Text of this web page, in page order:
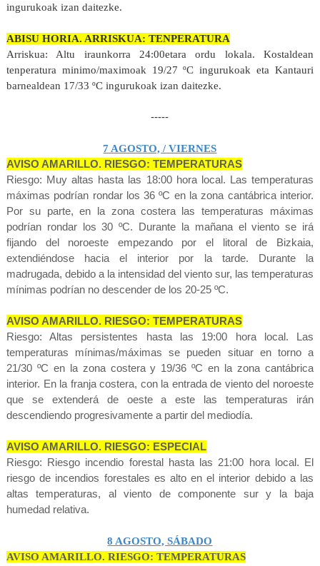
ingurukoak izan daitezke.
ABISU HORIA. ARRISKUA: TENPERATURA
Arriskua: Altu iraunkorra 24:00etara ordu lokala. Kostaldean
tenperatura minimo/maximoak 19/27 ºC ingurukoak eta Kantauri
barnealdean 17/33 ºC ingurukoak izan daitezke.
-----
7 AGOSTO, / VIERNES
AVISO AMARILLO. RIESGO: TEMPERATURAS
Riesgo: Muy altas hasta las 18:00 hora local. Las temperaturas
máximas podrían rondar los 36 ºC en la zona cantábrica interior.
Por su parte, en la zona costera las temperaturas máximas
podrían rondar los 30 ºC. Durante la mañana el viento se irá
fijando del noroeste empezando por el litoral de Bizkaia,
extendiéndose hacia el interior por la tarde. Durante la
madrugada, debido a la intensidad del viento sur, las temperaturas
mínimas podrían no descender de los 20-25 ºC.
AVISO AMARILLO. RIESGO: TEMPERATURAS
Riesgo: Altas persistentes hasta las 19:00 hora local. Las
temperaturas mínimas/máximas se pueden situar en torno a
21/30 ºC en la zona costera y 19/36 ºC en la zona cantábrica
interior. En la franja costera, con la entrada de viento del noroeste
que se extenderá de oeste a este las temperaturas irán
descendiendo progresivamente a partir del mediodía.
AVISO AMARILLO. RIESGO: ESPECIAL
Riesgo: Riesgo incendio forestal hasta las 21:00 hora local. El
riesgo de incendios forestales es alto en el interior debido a las
altas temperaturas, al viento de componente sur y la baja
humedad relativa.
8 AGOSTO, SÁBADO
AVISO AMARILLO. RIESGO: TEMPERATURAS